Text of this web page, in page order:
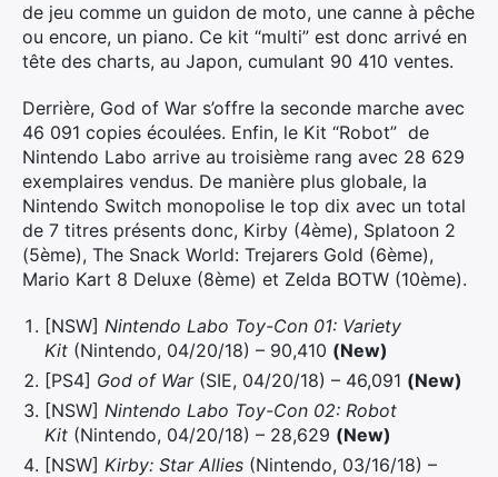
de jeu comme un guidon de moto, une canne à pêche
ou encore, un piano. Ce kit “multi” est donc arrivé en
tête des charts, au Japon, cumulant 90 410 ventes.
Derrière, God of War s’offre la seconde marche avec
46 091 copies écoulées. Enfin, le Kit “Robot” de
Nintendo Labo arrive au troisième rang avec 28 629
exemplaires vendus. De manière plus globale, la
Nintendo Switch monopolise le top dix avec un total
de 7 titres présents donc, Kirby (4ème), Splatoon 2
(5ème), The Snack World: Trejarers Gold (6ème),
Mario Kart 8 Deluxe (8ème) et Zelda BOTW (10ème).
[NSW] Nintendo Labo Toy-Con 01: Variety
Kit (Nintendo, 04/20/18) – 90,410 (New)
[PS4] God of War(SIE, 04/20/18) – 46,091 (New)
[NSW] Nintendo Labo Toy-Con 02: Robot
Kit (Nintendo, 04/20/18) – 28,629 (New)
[NSW] Kirby: Star Allies (Nintendo, 03/16/18) –